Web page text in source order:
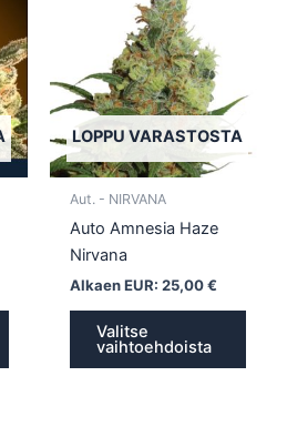
useampi
muunnelma.
Voit
tehdä
valinnat
LOPPU VARASTOSTA
Aut. - NIRVANA
Auto Amnesia Haze
Nirvana
Alkaen EUR: 25,00€
Valitse
vaihtoehdoista